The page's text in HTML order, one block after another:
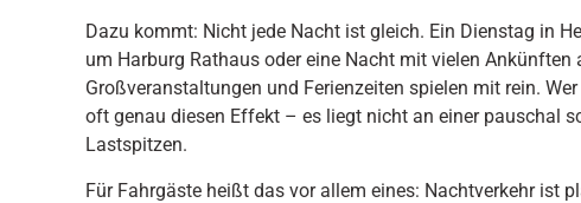
Dazu kommt: Nicht jede Nacht ist gleich. Ein Dienstag in
um Harburg Rathaus oder eine Nacht mit vielen Ankünften
Großveranstaltungen und Ferienzeiten spielen mit rein.
oft genau diesen Effekt – es liegt nicht an einer pauschal
Lastspitzen.
Für Fahrgäste heißt das vor allem eines: Nachtverkehr ist